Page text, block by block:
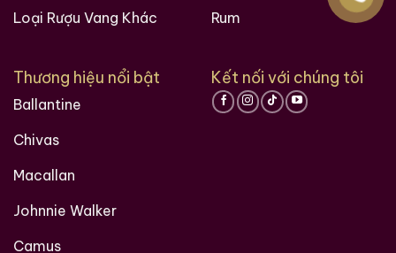
Loại Rượu Vang Khác
Rum
Thương hiệu nổi bật
Ballantine
Chivas
Macallan
Johnnie Walker
Camus
Kết nối với chúng tôi